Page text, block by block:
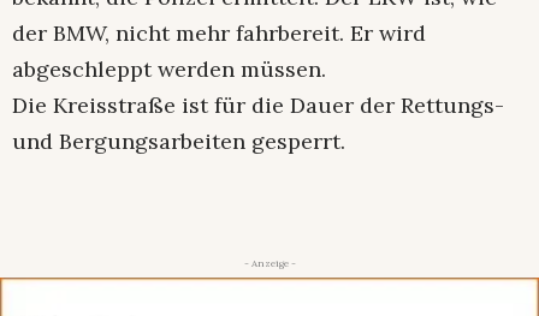
der BMW, nicht mehr fahrbereit. Er wird
abgeschleppt werden müssen.
Die Kreisstraße ist für die Dauer der Rettungs-
und Bergungsarbeiten gesperrt.
- Anzeige -